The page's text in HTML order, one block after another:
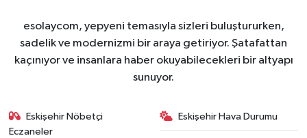
esolaycom, yepyeni temasıyla sizleri buluştururken,
sadelik ve modernizmi bir araya getiriyor. Şatafattan
kaçınıyor ve insanlara haber okuyabilecekleri bir altyapı
sunuyor.
Eskişehir Nöbetçi
Eczaneler
Eskişehir Hava Durumu